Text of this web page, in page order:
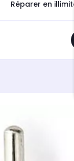
Réparer en